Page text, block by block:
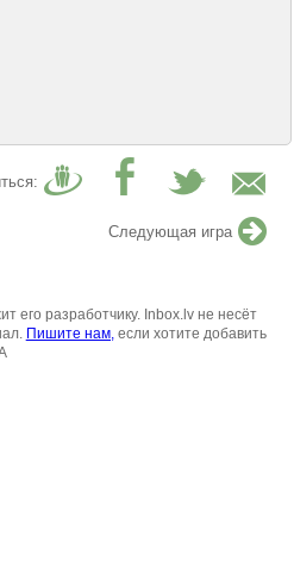
Следующая игра
его разработчику. Inbox.lv не несёт
Пишите нам,если хотите добавить